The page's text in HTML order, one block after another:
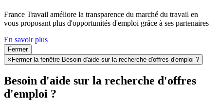
France Travail améliore la transparence du marché du travail en
vous proposant plus d'opportunités d'emploi grâce à ses partenaires
En savoir plus
Fermer
× Fermer la fenêtre Besoin d'aide sur la recherche d'offres d'emploi ?
Besoin d'aide sur la recherche d'offres
d'emploi ?